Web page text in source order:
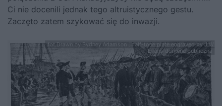
Ci nie docenili jednak tego altruistycznego gestu.
Zaczęto zatem szykować się do inwazji.
fot.Drawn by Sydney Adamson ; half-tone plate engraved by J.W.
Evans/domena publiczna